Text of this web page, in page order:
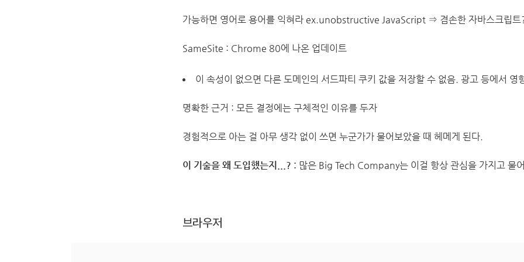
가능하면 영어로 용어를 익혀라 ex.unobstructive JavaScript ⇒ 겸손한 자바스크립트
SameSite : Chrome 80에 나온 업데이트
이 속성이 없으면 다른 도메인의 서드파티 쿠키 값을 저장할 수 없음. 광고 등에서 영
명확한 근거 : 모든 결정에는 구체적인 이유를 두자
경험적으로 아는 걸 아무 생각 없이 쓰면 누군가가 물어보았을 때 헤메게 된다.
이 기술을 왜 도입했는지...? : 많은 Big Tech Company는 이걸 항상 관심을 가지고 물
브라우저